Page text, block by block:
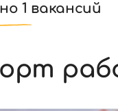
1 вакансий